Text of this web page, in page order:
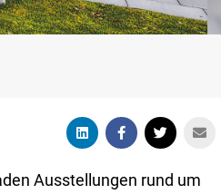
Ausstellungen rund um